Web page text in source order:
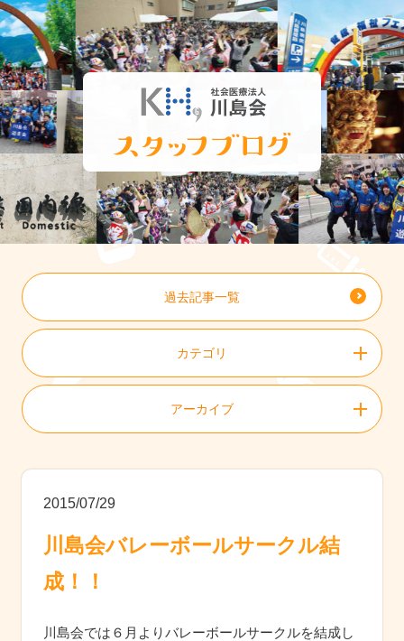
過去記事一覧
カテゴリ
アーカイブ
2015/07/29
川島会バレーボールサークル結
成！！
川島会では６月よりバレーボールサークルを結成し